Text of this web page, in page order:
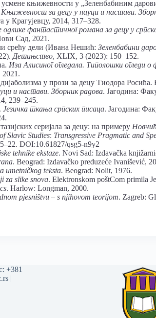
књижевности у „Зеленбабиним
Књижевност за децу у науци и настави.
у Крагујевцу, 2014, 317‒328.
фантастичног романа за децу у
Сад, 2021.
дели (Ивана Нешић: Зеленбабини
Детињство, XLIX, 3 (2023): 150‒152.
Иза Алисиног огледала. Типолошки огледи
у прози за децу Тиодора
и настави. Зборник радова. Јагодина:
239–245.
Језичка ткања српских писаца. Јагодина:
серијала за децу: на примеру
Slavic Studies: Transgressive Pragmatic and
DOI:10.61827/qsg5-n9y2
tehnike ekstaze. Novi Sad: Izdavačka
. Beograd: Izdavačko preduzeće Ivanišević,
umetničkog teksta. Beograd: Nolit, 1976.
za slike snova. Elektronskom poštСom primila
. Harlow: Longman, 2000.
pjesništvu – s njihovom teorijom. Zagreb:
+381
|